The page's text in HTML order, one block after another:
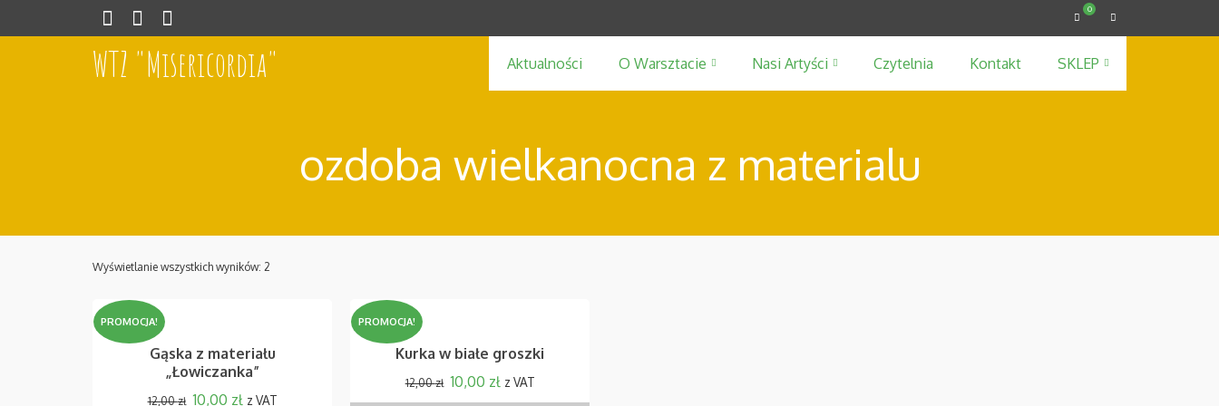
0
WTZ "Misericordia" Aktualności O Warsztacie Nasi Artyści Czytelnia Kontakt SKLEP
ozdoba wielkanocna z materialu
Wyświetlanie wszystkich wyników: 2
PROMOCJA!
Gąska z materiału
„Łowiczanka”
12,00zł 10,00 zł z VAT
PROMOCJA!
Kurka w białe groszki
12,00zł 10,00 zł z VAT